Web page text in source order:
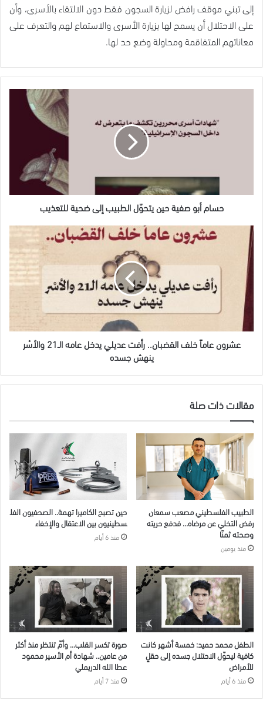
إلى تبني موقف رافض لزيارة السجون فقط دون الالتقاء بالأسرى، وأن
على الاحتلال أن يسمح لها بزيارة الأسرى والاستماع لهم والتعرف على
معاناتهم المتفاقمة ومحاولة وضع حد لها.
للتعذيب
حسام أبو صفية حين يتحوّل الطبيب إلى ضحية للتعذيب
عشرون
عاماً
خلف
القضبان..
رأفت
عديلي
يدخل
عامه
الـ21
والأسْر
عشرون عاماً خلف القضبان.. رأفت عديلي يدخل عامه الـ21 والأسْر
ينهش جسده
مقالات ذات صلة
الطبيب الفلسطيني مصعب سمعان
رفض التخلي عن مرضاه… فدفع حريته
وصحته ثمنًا
منذ يومين
حين تصبح الكاميرا تهمة.. الصحفيون الفل
سطينيون بين الاعتقال والإخفاء
منذ 6 أيام
الطفل محمد حميد: خمسة أشهر كانت
كافية ليحوّل الاحتلال جسده إلى حقلٍ
للأمراض
منذ 6 أيام
صورة تكسر القلب… وأمّ تنتظر منذ أكثر
من عامين.. شهادة أم الأسير محمود
عطا الله الدريملي
منذ 7 أيام